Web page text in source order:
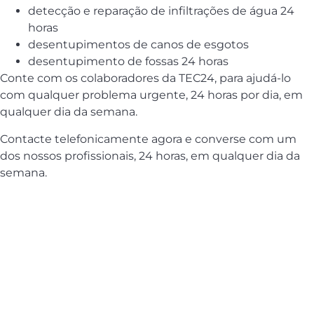
detecção e reparação de infiltrações de água 24
horas
desentupimentos de canos de esgotos
desentupimento de fossas 24 horas
Conte com os colaboradores da TEC24, para ajudá-lo
com qualquer problema urgente, 24 horas por dia, em
qualquer dia da semana.
Contacte telefonicamente agora e converse com um
dos nossos profissionais, 24 horas, em qualquer dia da
semana.